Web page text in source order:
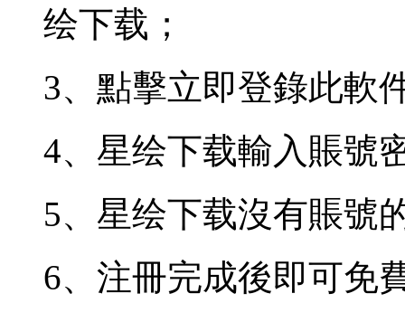
绘下载；
3、點擊立即登錄此軟
4、星绘下载輸入賬號
5、星绘下载沒有賬號
6、注冊完成後即可免